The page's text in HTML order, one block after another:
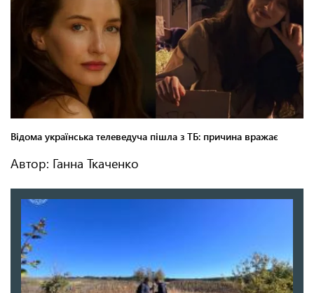
Автор: Ганна Ткаченко